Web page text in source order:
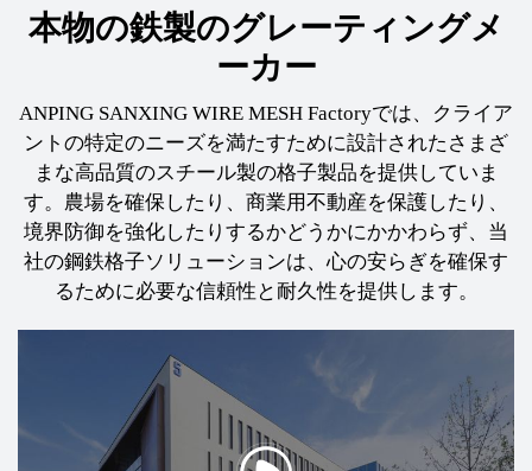
本物の鉄製のグレーティングメ
ーカー
ANPING SANXING WIRE MESH Factoryでは、クライア
ントの特定のニーズを満たすために設計されたさまざ
まな高品質のスチール製の格子製品を提供していま
す。農場を確保したり、商業用不動産を保護したり、
境界防御を強化したりするかどうかにかかわらず、当
社の鋼鉄格子ソリューションは、心の安らぎを確保す
るために必要な信頼性と耐久性を提供します。